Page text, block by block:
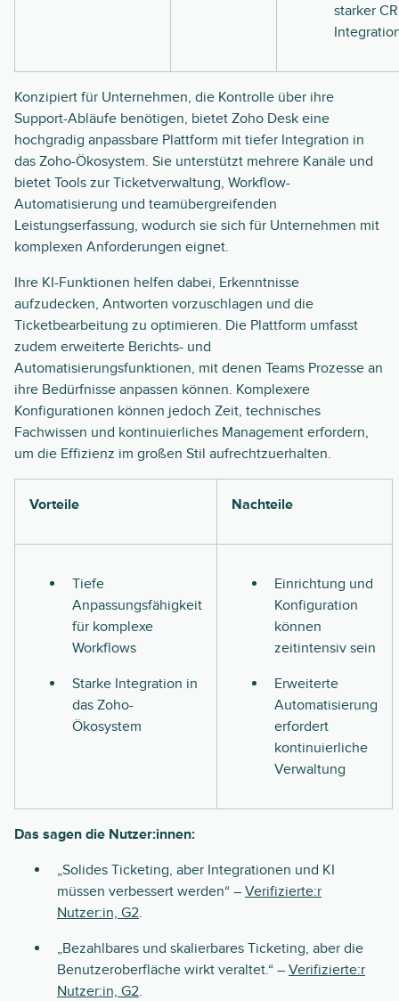
starker
Konzipiert für Unternehmen, die Kontrolle über ihre
Support-Abläufe benötigen, bietet Zoho Desk eine
hochgradig anpassbare Plattform mit tiefer Integration in
das Zoho-Ökosystem. Sie unterstützt mehrere Kanäle und
bietet Tools zur Ticketverwaltung, Workflow-
Automatisierung und teamübergreifenden
Leistungserfassung, wodurch sie sich für Unternehmen mit
komplexen Anforderungen eignet.
Ihre KI-Funktionen helfen dabei, Erkenntnisse
aufzudecken, Antworten vorzuschlagen und die
Ticketbearbeitung zu optimieren. Die Plattform umfasst
zudem erweiterte Berichts- und
Automatisierungsfunktionen, mit denen Teams Prozesse an
ihre Bedürfnisse anpassen können. Komplexere
Konfigurationen können jedoch Zeit, technisches
Fachwissen und kontinuierliches Management erfordern,
um die Effizienz im großen Stil aufrechtzuerhalten.
Vorteile Nachteile
Tiefe
Anpassungsfähigkeit
für komplexe
Workflows
Starke Integration in
das Zoho-
Ökosystem
Einrichtung und
Konfiguration
können
zeitintensiv sein
Erweiterte
Automatisierung
erfordert
kontinuierliche
Verwaltung
Das sagen die Nutzer:innen:
„Solides Ticketing, aber Integrationen und KI
müssen verbessert werden“ – Verifizierte:r
Nutzer:in, G2.
„Bezahlbares und skalierbares Ticketing, aber die
Benutzeroberfläche wirkt veraltet.“ – Verifizierte:r
Nutzer:in, G2.